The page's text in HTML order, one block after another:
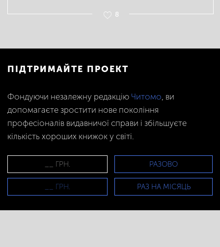
8
ПІДТРИМАЙТЕ ПРОЕКТ
Фондуючи незалежну редакцію Читомо, ви
допомагаєте зростити нове покоління
професіоналів видавничої справи і збільшуєте
кількість хороших книжок у світі.
РАЗОВО
РАЗ НА МІСЯЦЬ